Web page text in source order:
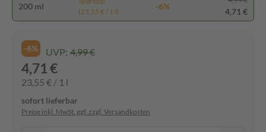
200 ml
(23,55 € / 1 l)
-6%
4,71 €
-6% UVP: 4,99 €
4,71 €
23,55 € / 1 l
sofort lieferbar
Preise inkl. MwSt. ggf. zzgl. Versandkosten